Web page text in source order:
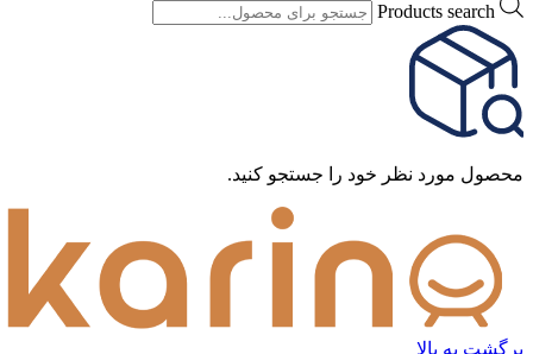
Products search
محصول مورد نظر خود را جستجو کنید.
برگشت به بالا